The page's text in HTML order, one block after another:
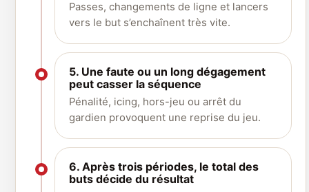
Passes, changements de ligne et lancers
vers le but s’enchaînent très vite.
5. Une faute ou un long dégagement
peut casser la séquence
Pénalité, icing, hors-jeu ou arrêt du
gardien provoquent une reprise du jeu.
6. Après trois périodes, le total des
buts décide du résultat